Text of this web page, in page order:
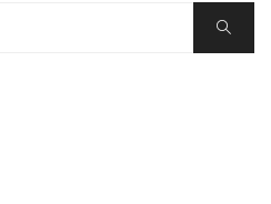
Suche